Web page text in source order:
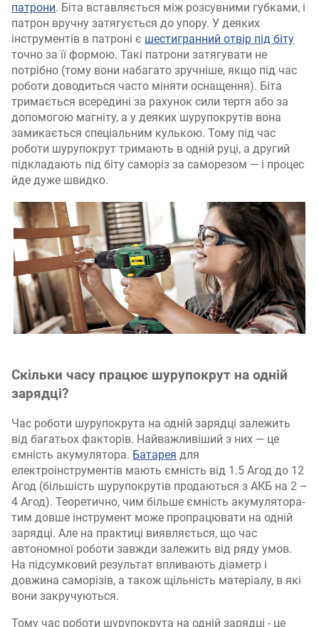
патрони. Біта вставляється між розсувними губками, і
патрон вручну затягується до упору. У деяких
інструментів в патроні є шестигранний отвір під біту
точно за її формою. Такі патрони затягувати не
потрібно (тому вони набагато зручніше, якщо під час
роботи доводиться часто міняти оснащення). Біта
тримається всередині за рахунок сили тертя або за
допомогою магніту, а у деяких шурупокрутів вона
замикається спеціальним кулькою. Тому під час
роботи шурупокрут тримають в одній руці, а другий
підкладають під біту саморіз за саморезом — і процес
йде дуже швидко.
Скільки часу працює шурупокрут на одній
зарядці?
Час роботи шурупокрута на одній зарядці залежить
від багатьох факторів. Найважливіший з них — це
ємність акумулятора. Батарея для
електроінструментів мають ємність від 1.5 Агод до 12
Агод (більшість шурупокрутів продаються з АКБ на 2 –
4 Агод). Теоретично, чим більше ємність акумулятора-
тим довше інструмент може пропрацювати на одній
зарядці. Але на практиці виявляється, що час
автономної роботи завжди залежить від ряду умов.
На підсумковий результат впливають діаметр і
довжина саморізів, а також щільність матеріалу, в які
вони закручуються.
Тому час роботи шурупокрута на одній зарядці - це